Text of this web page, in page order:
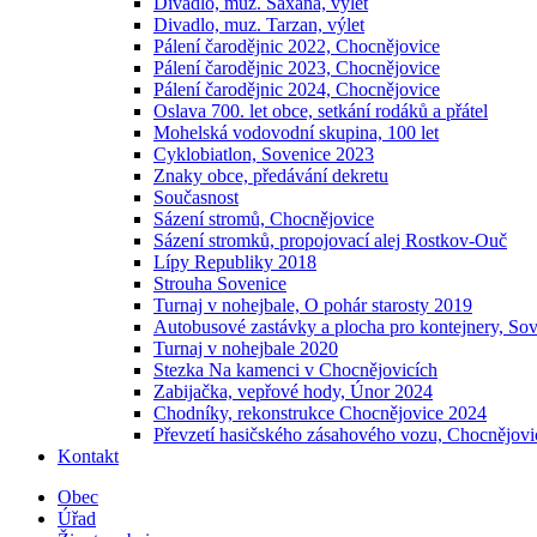
Divadlo, muz. Tarzan, výlet
Pálení čarodějnic 2022, Chocnějovice
Pálení čarodějnic 2023, Chocnějovice
Pálení čarodějnic 2024, Chocnějovice
Oslava 700. let obce, setkání rodáků a přátel
Mohelská vodovodní skupina, 100 let
Cyklobiatlon, Sovenice 2023
Znaky obce, předávání dekretu
Současnost
Sázení stromů, Chocnějovice
Sázení stromků, propojovací alej Rostkov-Ouč
Lípy Republiky 2018
Strouha Sovenice
Turnaj v nohejbale, O pohár starosty 2019
Autobusové zastávky a plocha pro kontejnery,
Turnaj v nohejbale 2020
Stezka Na kamenci v Chocnějovicích
Zabijačka, vepřové hody, Únor 2024
Chodníky, rekonstrukce Chocnějovice 2024
Převzetí hasičského zásahového vozu,
Kontakt
Obec
Úřad